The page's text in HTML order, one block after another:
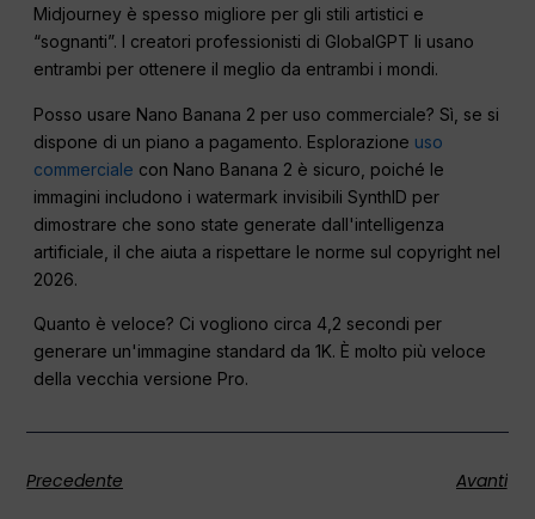
Midjourney è spesso migliore per gli stili artistici e
“sognanti”. I creatori professionisti di GlobalGPT li usano
entrambi per ottenere il meglio da entrambi i mondi.
Posso usare Nano Banana 2 per uso commerciale? Sì, se si
dispone di un piano a pagamento. Esplorazione uso
commerciale con Nano Banana 2 è sicuro, poiché le
immagini includono i watermark invisibili SynthID per
dimostrare che sono state generate dall'intelligenza
artificiale, il che aiuta a rispettare le norme sul copyright nel
2026.
Quanto è veloce? Ci vogliono circa 4,2 secondi per
generare un'immagine standard da 1K. È molto più veloce
della vecchia versione Pro.
Precedente Avanti